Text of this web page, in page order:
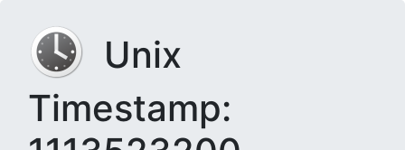
Unix
Timestamp: